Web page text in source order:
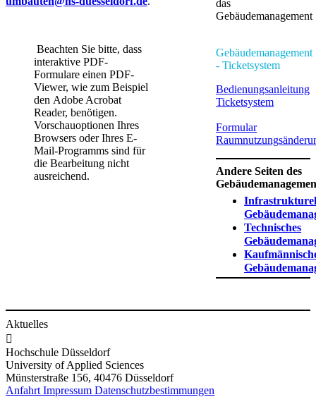
​​​Beachten Sie bitte, dass
interaktive PDF-
Formulare einen PDF-
Viewer, wie zum Beispiel
den Adobe Acrobat
Reader, benötigen.
Vorschauoptionen Ihres
Browsers oder Ihres E-
Mail-Programms sind für
die Bearbeitung nicht
ausreichend.​
das
Gebäudemanagement
Gebäudemanagement
- Ticketsystem
Bedienungsanleitung
Ticketsystem​
Formular
Andere Seiten des
Technisches
Aktuelles

Hochschule Düsseldorf
University of Applied Sciences
Münsterstraße 156, 40476 Düsseldorf
Anfahrt Impressum Datenschutzbestimmungen